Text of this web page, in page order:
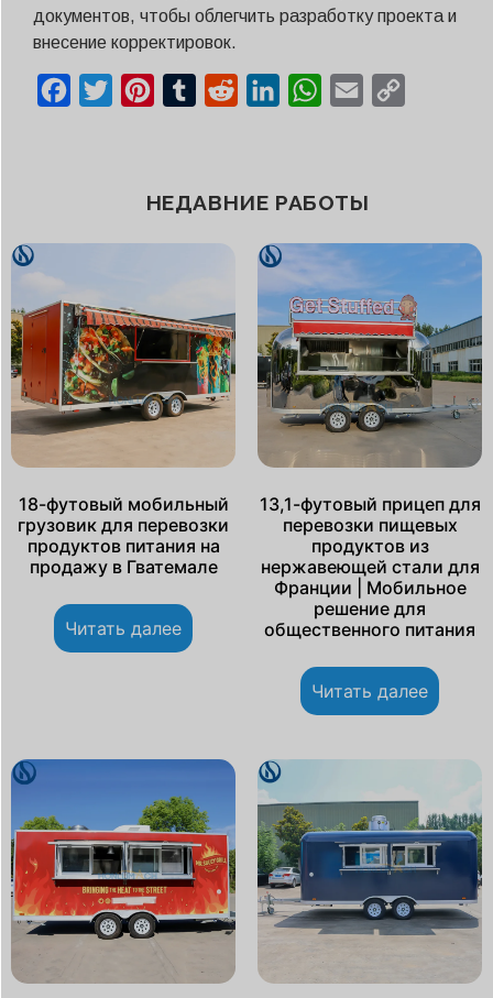
документов, чтобы облегчить разработку проекта и
внесение корректировок.
Facebook
Twitter Pinterest
Tumblr Reddit LinkedInWhatsApp
Email
НЕДАВНИЕ РАБОТЫ
18-футовый мобильный
грузовик для перевозки
продуктов питания на
продажу в Гватемале
Читать далее
13,1-футовый прицеп для
перевозки пищевых
продуктов из
нержавеющей стали для
Франции | Мобильное
решение для
общественного питания
Читать далее